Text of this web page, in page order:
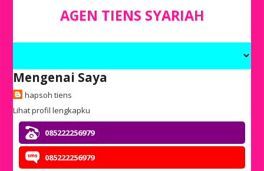
AGEN TIENS SYARIAH
Mengenai Saya
hapsoh tiens
Lihat profil lengkapku
085222256979
085222256979